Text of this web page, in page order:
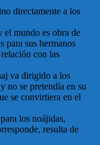
directamente a los
el mundo es obra de
para sus hermanos
con las
va dirigido a los
no se pretendía en su
se convirtiera en el
los noájidas,
resulta de